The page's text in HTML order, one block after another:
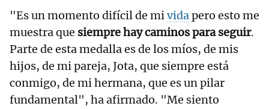
"Es un momento difícil de mividapero esto me
muestra que siempre hay caminos para seguir.
Parte de esta medalla es de los míos, de mis
hijos, de mi pareja, Jota, que siempre está
conmigo, de mi hermana, que es un pilar
fundamental", ha afirmado. "Me siento